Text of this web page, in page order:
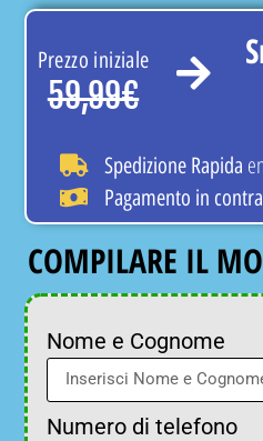
Prezzo iniziale
59,99€
Spedizione Rapida
Pagamento in
COMPILARE IL
Nome e Cognome
Numero di telefono